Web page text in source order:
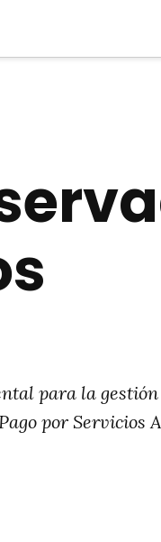
para la
por Servicios